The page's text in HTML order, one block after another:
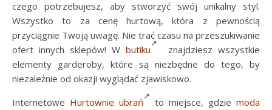
czego potrzebujesz, aby stworzyć swój unikalny styl.
Wszystko to za cenę hurtową, która z pewnością
przyciągnie Twoją uwagę. Nie trać czasu na przeszukiwanie
ofert innych sklepów! W butiku
znajdziesz wszystkie
elementy garderoby, które są niezbędne do tego, by
niezależnie od okazji wyglądać zjawiskowo.
Internetowe Hurtownie ubrań to miejsce, gdzie moda